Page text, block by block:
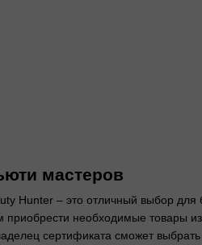
мастеров
Hunter – это отличный выбор
необходимые товары
сертификата сможет